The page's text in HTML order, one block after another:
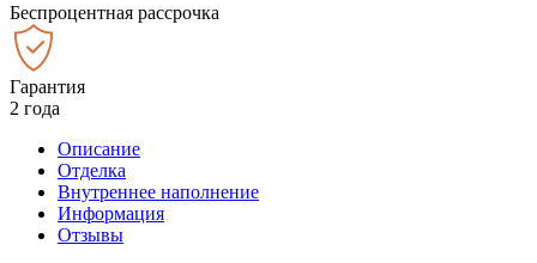
Беспроцентная рассрочка
Гарантия
2 года
Описание
Отделка
Внутреннее наполнение
Информация
Отзывы